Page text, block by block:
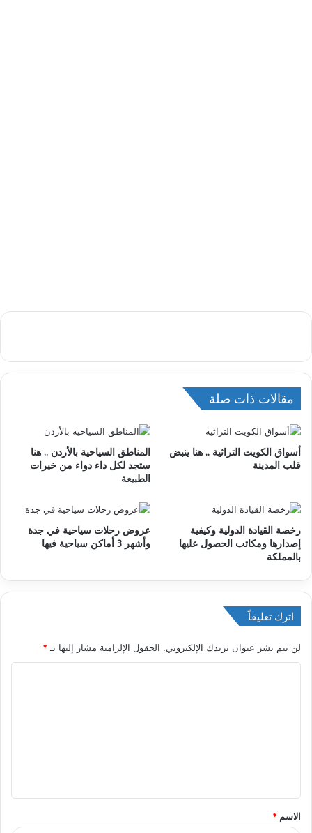
مقالات ذات صلة
أسواق الكويت التراثية .. هنا ينبض
قلب المدينة
المناطق السياحية بالأردن .. هنا
ستجد لكل داء دواء من خيرات
الطبيعة
رخصة القيادة الدولية وكيفية
إصدارها ومكاتب الحصول عليها
بالمملكة
عروض رحلات سياحية في جدة
وأشهر 3 أماكن سياحية فيها
اترك تعليقاً
لن يتم نشر عنوان بريدك الإلكتروني. الحقول الإلزامية مشار إليها بـ *
ق
*
الاسم *